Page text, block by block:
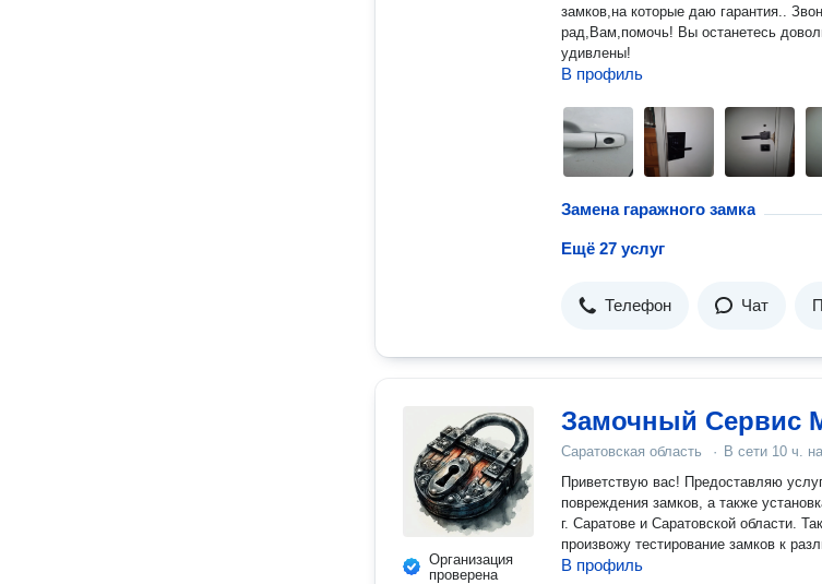
замков,на которые даю гарантия.. Звоните и буду всегда
рад,Вам,помочь! Вы останетесь
удивлены!
В профиль
Замена гаражного замка
Ещё 27 услуг
Телефон Чат
Организация
проверена
Замочный Сервис
Саратовская область · В сети 10 ч.
Приветствую вас! Предоставляю
повреждения замков, а также
г. Саратове и Саратовской области.
произвожу тестирование замков к
В профиль